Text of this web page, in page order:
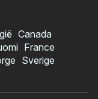
Canada
France
Sverige